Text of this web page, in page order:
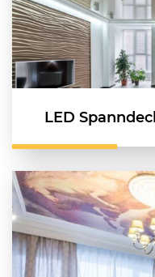
LED